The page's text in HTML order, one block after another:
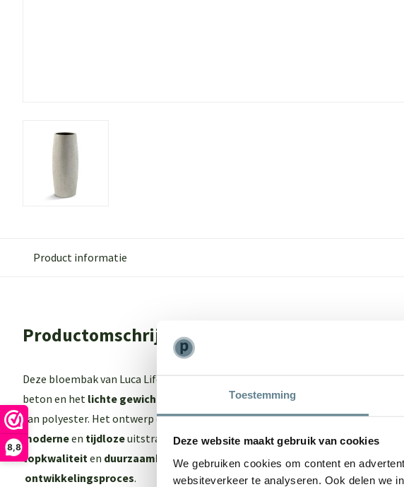
Toestemming
Deze website maakt gebruik van cookies
We gebruiken cookies om content en
websiteverkeer te analyseren. Ook delen we
8,8
Product informatie
Productomschrijving
Deze bloembak van Luca Lifestyle biedt het beste van 2 werelden: De
beton en het lichte gewich sterkenonderhoudsvriendelijke
van polyester. Het ontwerp en de kleur van de Luca Lifestyle plantenbakken
moderneen tijdlozeuitstraling. Een echte eyecatcher in je tuin. De bloembak is
topkwaliteit en duurzaamheiddankzij een intensief
zorgvuldig
ontwikkelingsproces.